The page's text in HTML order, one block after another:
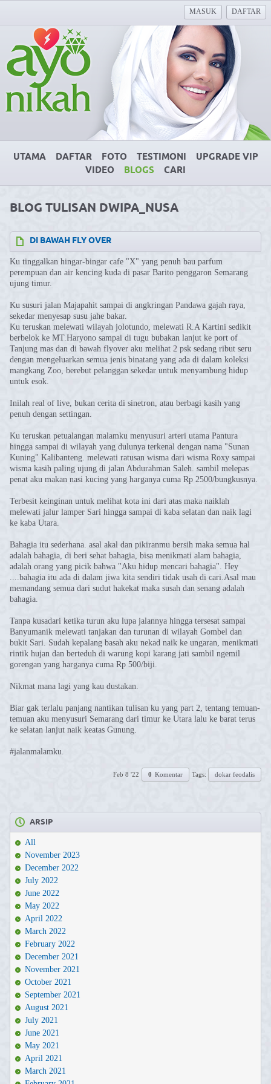
MASUK DAFTAR
UTAMA DAFTAR FOTO TESTIMONI
UPGRADE VIP
VIDEO
BLOGS CARI
BLOG TULISAN DWIPA_NUSA
DI BAWAH FLY OVER
Ku tinggalkan hingar-bingar cafe "X" yang penuh bau parfum
perempuan dan air kencing kuda di pasar Barito penggaron Semarang
ujung timur.
Ku susuri jalan Majapahit sampai di angkringan Pandawa gajah raya,
sekedar menyesap susu jahe bakar.
Ku teruskan melewati wilayah jolotundo, melewati R.A Kartini sedikit
berbelok ke MT.Haryono sampai di tugu bubakan lanjut ke port of
Tanjung mas dan di bawah flyover aku melihat 2 psk sedang ribut seru
dengan mengeluarkan semua jenis binatang yang ada di dalam koleksi
mangkang Zoo, berebut pelanggan sekedar untuk menyambung hidup
untuk esok.
Inilah real of live, bukan cerita di sinetron, atau berbagi kasih yang
penuh dengan settingan.
Ku teruskan petualangan malamku menyusuri arteri utama Pantura
hingga sampai di wilayah yang dulunya terkenal dengan nama "Sunan
Kuning" Kalibanteng. melewati ratusan wisma dari wisma Roxy sampai
wisma kasih paling ujung di jalan Abdurahman Saleh. sambil melepas
penat aku makan nasi kucing yang harganya cuma Rp 2500/bungkusnya.
Terbesit keinginan untuk melihat kota ini dari atas maka naiklah
melewati jalur lamper Sari hingga sampai di kaba selatan dan naik lagi
ke kaba Utara.
Bahagia itu sederhana. asal akal dan pikiranmu bersih maka semua hal
adalah bahagia, di beri sehat bahagia, bisa menikmati alam bahagia,
adalah orang yang picik bahwa "Aku hidup mencari bahagia". Hey
....bahagia itu ada di dalam jiwa kita sendiri tidak usah di cari.Asal mau
memandang semua dari sudut hakekat maka susah dan senang adalah
bahagia.
Tanpa kusadari ketika turun aku lupa jalannya hingga tersesat sampai
Banyumanik melewati tanjakan dan turunan di wilayah Gombel dan
bukit Sari. Sudah kepalang basah aku nekad naik ke ungaran, menikmati
rintik hujan dan berteduh di warung kopi karang jati sambil ngemil
gorengan yang harganya cuma Rp 500/biji.
Nikmat mana lagi yang kau dustakan.
Biar gak terlalu panjang nantikan tulisan ku yang part 2, tentang temuan-
temuan aku menyusuri Semarang dari timur ke Utara lalu ke barat terus
ke selatan lanjut naik keatas Gunung.
#jalanmalamku.
Feb 8 '22 0 Komentar Tags: dokar feodalis
ARSIP
All
November 2023
December 2022
July 2022
June 2022
May 2022
April 2022
March 2022
February 2022
December 2021
November 2021
October 2021
September 2021
August 2021
July 2021
June 2021
May 2021
April 2021
March 2021